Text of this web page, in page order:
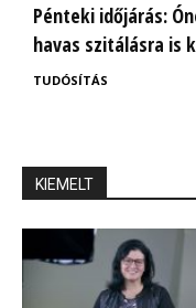
Pénteki időjárás:
havas szitálásra is
TUDÓSÍTÁS
KIEMELT